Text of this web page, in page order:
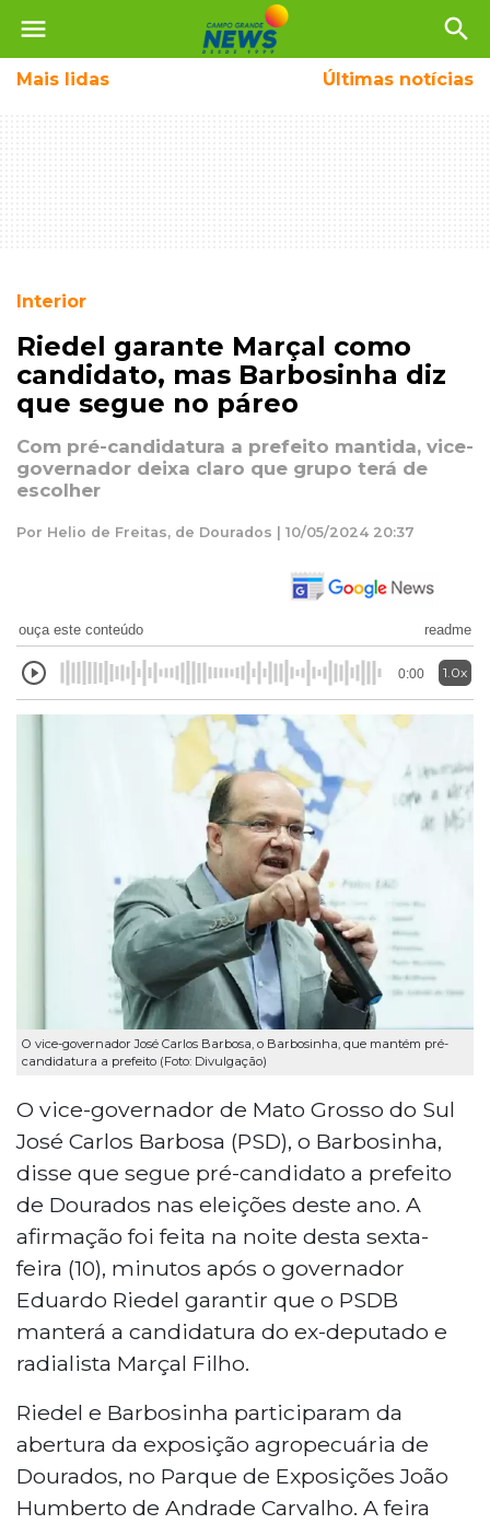
menu search
Mais lidas Últimas notícias
Interior
Riedel garante Marçal como
candidato, mas Barbosinha diz
que segue no páreo
Com pré-candidatura a prefeito mantida, vice-
governador deixa claro que grupo terá de
escolher
Por Helio de Freitas, de Dourados | 10/05/2024 20:37
ouça este conteúdo readme
0:00 1.0x
O vice-governador José Carlos Barbosa, o Barbosinha, que mantém pré-
candidatura a prefeito (Foto: Divulgação)
O vice-governador de Mato Grosso do Sul
José Carlos Barbosa (PSD), o Barbosinha,
disse que segue pré-candidato a prefeito
de Dourados nas eleições deste ano. A
afirmação foi feita na noite desta sexta-
feira (10), minutos após o governador
Eduardo Riedel garantir que o PSDB
manterá a candidatura do ex-deputado e
radialista Marçal Filho.
Riedel e Barbosinha participaram da
abertura da exposição agropecuária de
Dourados, no Parque de Exposições João
Humberto de Andrade Carvalho. A feira